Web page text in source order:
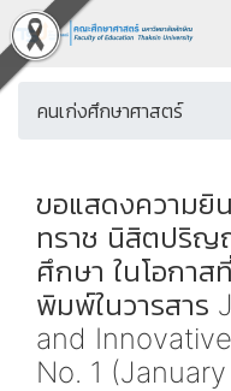
คนเก่งศึกษาศาสตร์
ขอแสดงความ
ทราช นิสิตปริญ
ศึกษา ในโอกาส
พิมพ์ในวารสาร
and
No. 1